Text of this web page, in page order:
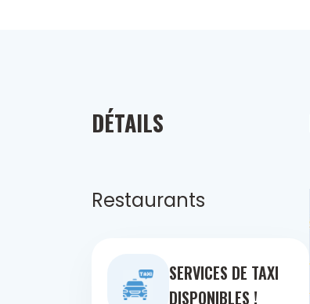
DÉTAILS
Restaurants
SERVICES DE TAXI
DISPONIBLES !